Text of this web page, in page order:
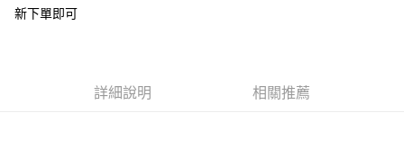
悠遊付
新下單即可
詳細說明 相關推薦